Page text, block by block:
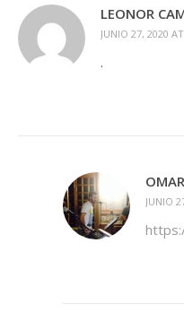
LEONOR
JUNIO 27, 2020
.
JUNIO